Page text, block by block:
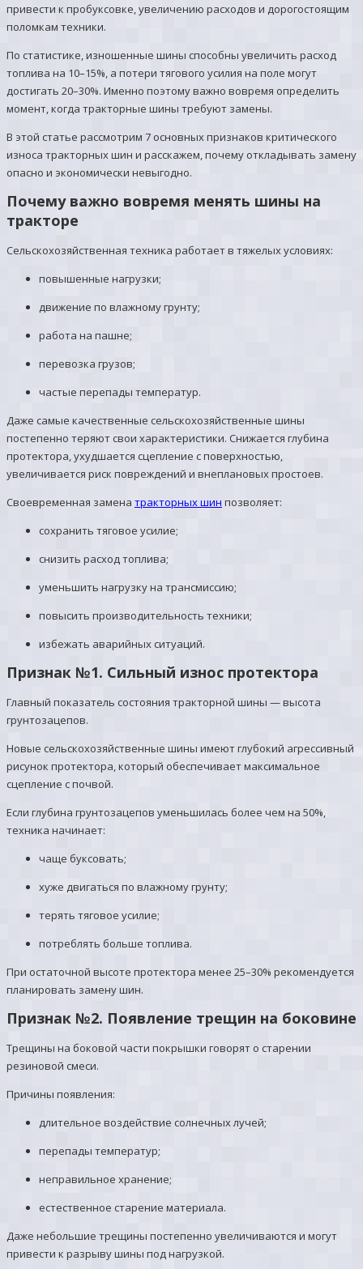
привести к пробуксовке, увеличению расходов и дорогостоящим
поломкам техники.
По статистике, изношенные шины способны увеличить расход
топлива на 10–15%, а потери тягового усилия на поле могут
достигать 20–30%. Именно поэтому важно вовремя определить
момент, когда тракторные шины требуют замены.
В этой статье рассмотрим 7 основных признаков критического
износа тракторных шин и расскажем, почему откладывать замену
опасно и экономически невыгодно.
Почему важно вовремя менять шины на
тракторе
Сельскохозяйственная техника работает в тяжелых условиях:
повышенные нагрузки;
движение по влажному грунту;
работа на пашне;
перевозка грузов;
частые перепады температур.
Даже самые качественные сельскохозяйственные шины
постепенно теряют свои характеристики. Снижается глубина
протектора, ухудшается сцепление с поверхностью,
увеличивается риск повреждений и внеплановых простоев.
Своевременная замена тракторных шин позволяет:
сохранить тяговое усилие;
снизить расход топлива;
уменьшить нагрузку на трансмиссию;
повысить производительность техники;
избежать аварийных ситуаций.
Признак №1. Сильный износ протектора
Главный показатель состояния тракторной шины — высота
грунтозацепов.
Новые сельскохозяйственные шины имеют глубокий агрессивный
рисунок протектора, который обеспечивает максимальное
сцепление с почвой.
Если глубина грунтозацепов уменьшилась более чем на 50%,
техника начинает:
чаще буксовать;
хуже двигаться по влажному грунту;
терять тяговое усилие;
потреблять больше топлива.
При остаточной высоте протектора менее 25–30% рекомендуется
планировать замену шин.
Признак №2. Появление трещин на боковине
Трещины на боковой части покрышки говорят о старении
резиновой смеси.
Причины появления:
длительное воздействие солнечных лучей;
перепады температур;
неправильное хранение;
естественное старение материала.
Даже небольшие трещины постепенно увеличиваются и могут
привести к разрыву шины под нагрузкой.